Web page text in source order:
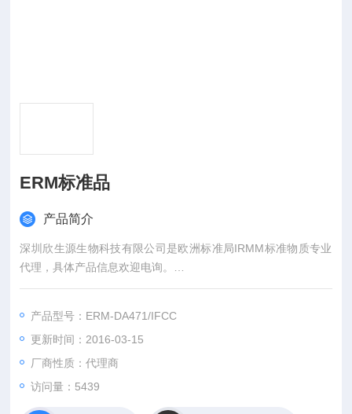
ERM标准品
产品简介
深圳欣生源生物科技有限公司是欧洲标准局IRMM标准物质专业
代理，具体产品信息欢迎电询。
参考资料和测量研究所（IRMM）的七个联合研究中心的研究院
力,生活质量,在欧盟安全通过开发良好的测量标准和提供良好的
科学建议关于测量和欧盟的政策标准。
产品型号：ERM-DA471/IFCC
更新时间：2016-03-15
厂商性质：代理商
访问量：5439